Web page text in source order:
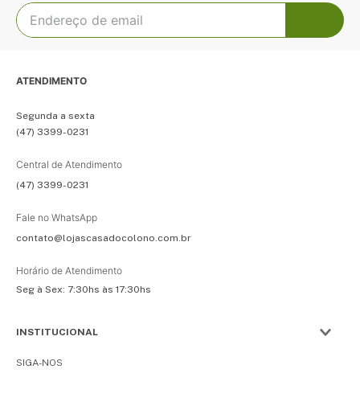
ATENDIMENTO
Segunda a sexta
(47) 3399-0231
Central de Atendimento
(47) 3399-0231
Fale no WhatsApp
contato@lojascasadocolono.com.br
Horário de Atendimento
Seg à Sex: 7:30hs às 17:30hs
INSTITUCIONAL
SIGA-NOS